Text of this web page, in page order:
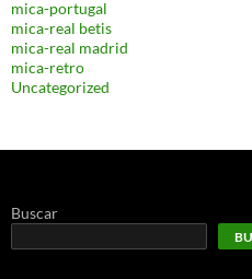
mica-portugal
mica-real betis
mica-real madrid
mica-retro
Uncategorized
Buscar